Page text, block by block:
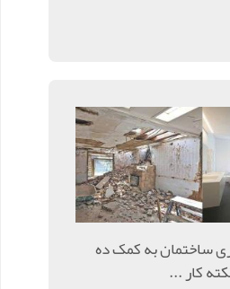
ساختمان به کمک ده
کار ...